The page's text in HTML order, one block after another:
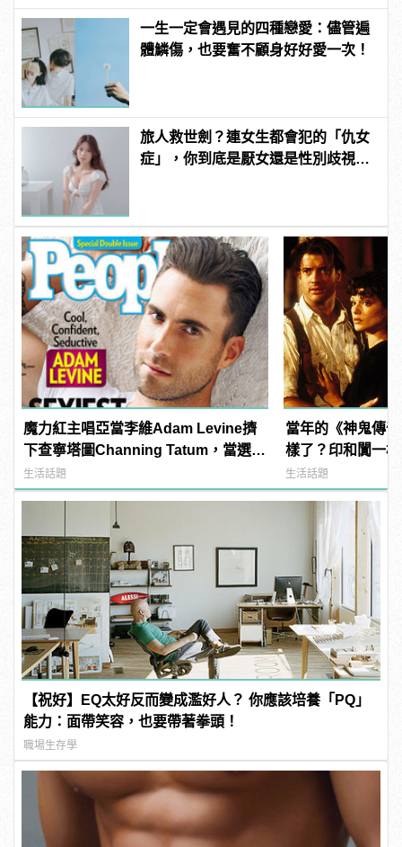
一生一定會遇見的四種戀愛：儘管遍
體鱗傷，也要奮不顧身好好愛一次！
旅人救世劍？連女生都會犯的「仇女
症」，你到底是厭女還是性別歧視？
魔力紅主唱亞當李維Adam Levine擠
下查寧塔圖Channing Tatum，當選
《PEOPLE》時人雜誌2013年最性感
男人！
生活話題
當年的《神鬼傳
樣了？印和闐一
發福！
生活話題
【祝好】EQ太好反而變成濫好人？ 你應該培養「PQ」
能力：面帶笑容，也要帶著拳頭！
職場生存學